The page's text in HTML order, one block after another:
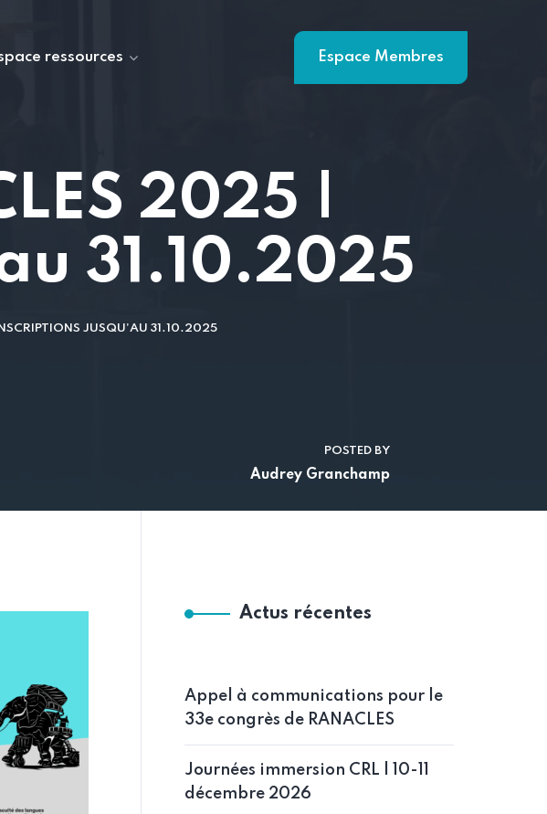
ressources Espace Membres
2025 |
31.10.2025
JUSQU’AU 31.10.2025
POSTED BY
Audrey Granchamp
Actus récentes
Appel à communications pour le
33e congrès de RANACLES
Journées immersion CRL | 10-11
décembre 2026